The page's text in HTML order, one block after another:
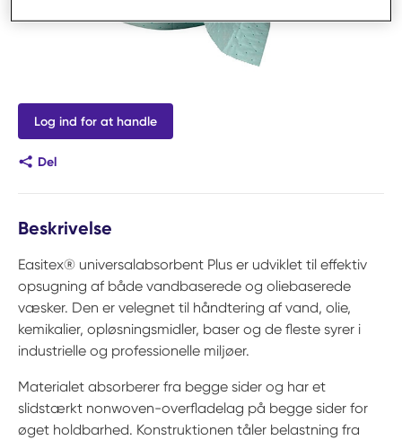
Log ind for at handle
Del
Beskrivelse
Easitex® universalabsorbent Plus er udviklet til effektiv
opsugning af både vandbaserede og oliebaserede
væsker. Den er velegnet til håndtering af vand, olie,
kemikalier, opløsningsmidler, baser og de fleste syrer i
industrielle og professionelle miljøer.
Materialet absorberer fra begge sider og har et
slidstærkt nonwoven-overfladelag på begge sider for
øget holdbarhed. Konstruktionen tåler belastning fra